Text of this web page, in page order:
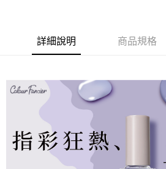
因應疫情升溫，目前暫停使用7-11取貨
取貨付款，誤選客服會協助您更改。
黑貓宅急便
每筆NT$100，滿NT$699(含以上)免運費
詳細說明 商品規格